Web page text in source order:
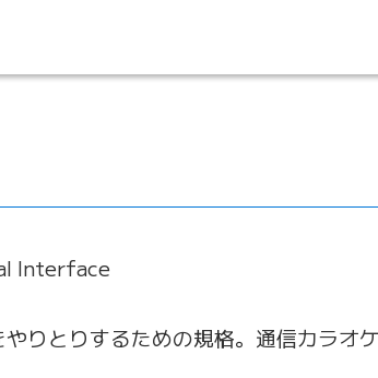
Interface
りとりするための規格。通信カラオ